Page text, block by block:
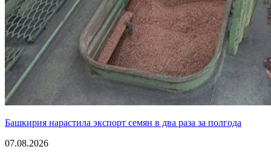
Башкирия нарастила экспорт семян в два раза за полгода
07.08.2026